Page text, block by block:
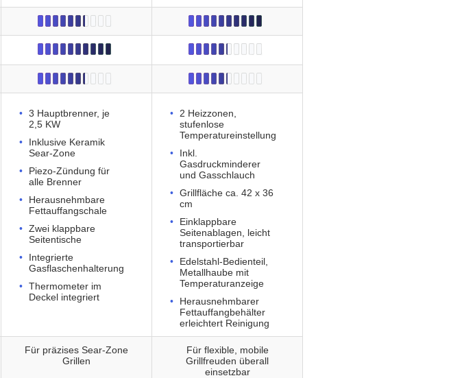
3 Hauptbrenner, je
2,5 KW
Inklusive Keramik
Sear-Zone
Piezo-Zündung für
alle Brenner
Herausnehmbare
Fettauffangschale
Zwei klappbare
Seitentische
Integrierte
Gasflaschenhalterung
Thermometer im
Deckel integriert
2 Heizzonen,
stufenlose
Temperatureinstellung
Inkl.
Gasdruckminderer
und Gasschlauch
Grillfläche ca. 42 x 36
cm
Einklappbare
Seitenablagen, leicht
transportierbar
Edelstahl-Bedienteil,
Metallhaube mit
Temperaturanzeige
Herausnehmbarer
Fettauffangbehälter
erleichtert Reinigung
Für präzises Sear-Zone
Grillen
Für flexible, mobile
Grillfreuden überall
einsetzbar